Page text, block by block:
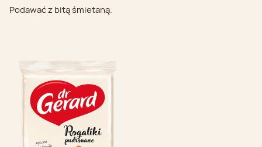
Podawać z bitą śmietaną.